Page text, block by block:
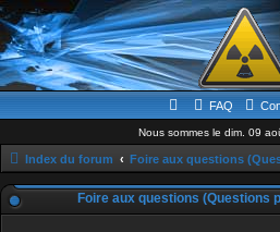
FAQ
Nous sommes le dim. 09
Index du forum Foire aux questions
Foire aux questions (Questions